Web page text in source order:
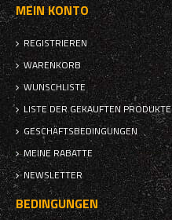
MEIN KONTO
REGISTRIEREN
WARENKORB
WUNSCHLISTE
LISTE DER GEKAUFTEN PRODUKTE
GESCHÄFTSBEDINGUNGEN
MEINE RABATTE
NEWSLETTER
BEDINGUNGEN